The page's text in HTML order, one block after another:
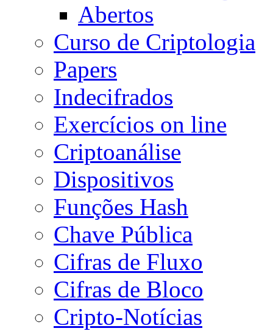
Abertos
Curso de Criptologia
Papers
Indecifrados
Exercícios on line
Criptoanálise
Dispositivos
Funções Hash
Chave Pública
Cifras de Fluxo
Cifras de Bloco
Cripto-Notícias